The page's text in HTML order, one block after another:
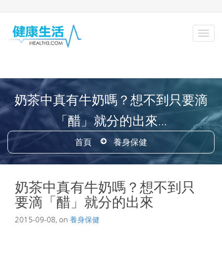
奶茶中真有牛奶嗎？想不到只要滴
「醋」就分的出來...
首頁 養身保健
奶茶中真有牛奶嗎？想不到只
要滴「醋」就分的出來
2015-09-08, on 養身保健